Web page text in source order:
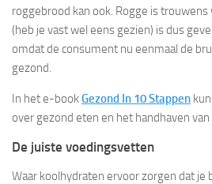
roggebrood kan ook. Rogge is
(heb je vast wel eens gezien) is dus
omdat de consument nu eenmaal de
gezond.
In het e-bookGezond In 10 Stappen
over gezond eten en het handhaven
De juiste voedingsvetten
Waar koolhydraten ervoor zorgen dat je